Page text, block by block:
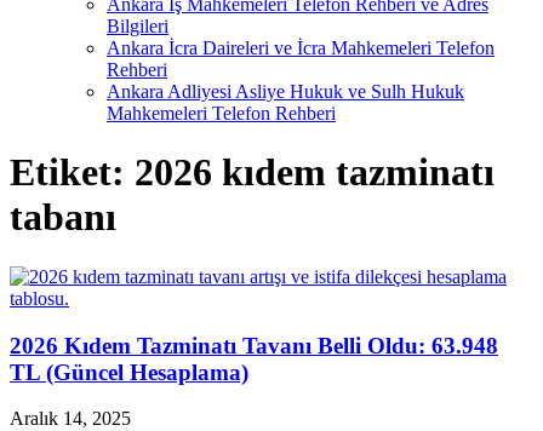
Ankara İş Mahkemeleri Telefon Rehberi ve Adres
Bilgileri
Ankara İcra Daireleri ve İcra Mahkemeleri Telefon
Rehberi
Ankara Adliyesi Asliye Hukuk ve Sulh Hukuk
Mahkemeleri Telefon Rehberi
Etiket: 2026 kıdem tazminatı
tabanı
2026 Kıdem Tazminatı Tavanı Belli Oldu: 63.948
TL (Güncel Hesaplama)
Aralık 14, 2025